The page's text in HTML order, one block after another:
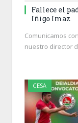
Fallece el
Iñigo Imaz.
Comunicamos
nuestro director
CESA